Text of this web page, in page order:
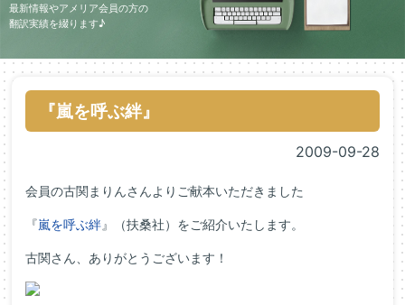
最新情報やアメリア会員の方の
翻訳実績を綴ります♪
『嵐を呼ぶ絆』
2009-09-28
会員の古関まりんさんよりご献本いただきました
『嵐を呼ぶ絆』（扶桑社）をご紹介いたします。
古関さん、ありがとうございます！